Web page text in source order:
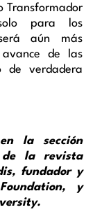
Transformador
para los
aún más
de las
de verdadera
la sección
la revista
, fundador y
Foundation, y
.